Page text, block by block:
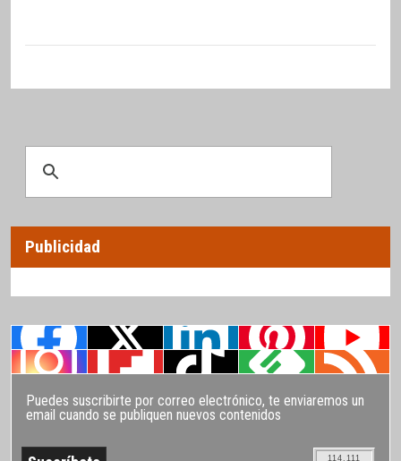
Publicidad
Puedes suscribirte por correo electrónico, te enviaremos un
email cuando se publiquen nuevos contenidos
114.111